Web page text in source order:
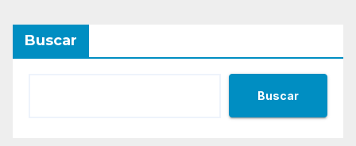
Buscar
Buscar